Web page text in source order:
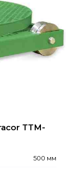
TTM-
500 мм